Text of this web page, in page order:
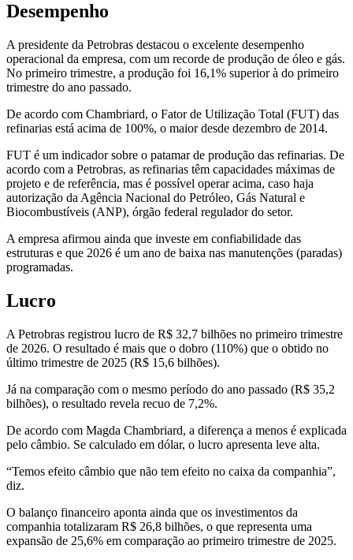
Desempenho
A presidente da Petrobras destacou o excelente desempenho
operacional da empresa, com um recorde de produção de óleo e gás.
No primeiro trimestre, a produção foi 16,1% superior à do primeiro
trimestre do ano passado.
De acordo com Chambriard, o Fator de Utilização Total (FUT) das
refinarias está acima de 100%, o maior desde dezembro de 2014.
FUT é um indicador sobre o patamar de produção das refinarias. De
acordo com a Petrobras, as refinarias têm capacidades máximas de
projeto e de referência, mas é possível operar acima, caso haja
autorização da Agência Nacional do Petróleo, Gás Natural e
Biocombustíveis (ANP), órgão federal regulador do setor.
A empresa afirmou ainda que investe em confiabilidade das
estruturas e que 2026 é um ano de baixa nas manutenções (paradas)
programadas.
Lucro
A Petrobras registrou lucro de R$ 32,7 bilhões no primeiro trimestre
de 2026. O resultado é mais que o dobro (110%) que o obtido no
último trimestre de 2025 (R$ 15,6 bilhões).
Já na comparação com o mesmo período do ano passado (R$ 35,2
bilhões), o resultado revela recuo de 7,2%.
De acordo com Magda Chambriard, a diferença a menos é explicada
pelo câmbio. Se calculado em dólar, o lucro apresenta leve alta.
“Temos efeito câmbio que não tem efeito no caixa da companhia”,
diz.
O balanço financeiro aponta ainda que os investimentos da
companhia totalizaram R$ 26,8 bilhões, o que representa uma
expansão de 25,6% em comparação ao primeiro trimestre de 2025.